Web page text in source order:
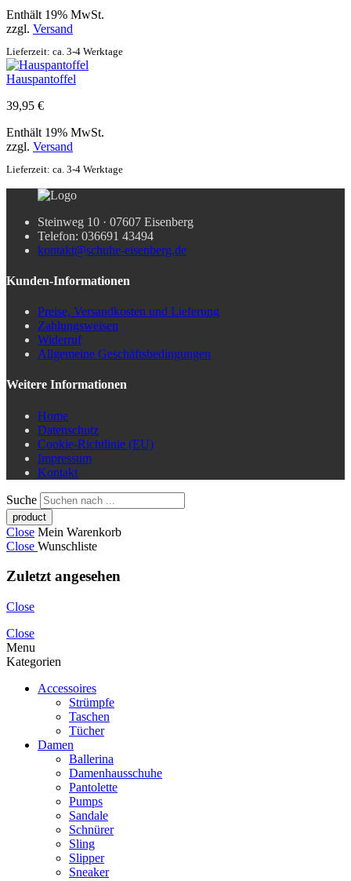
Enthält 19% MwSt.
zzgl. Versand
Lieferzeit: ca. 3-4 Werktage
Hauspantoffel
39,95 €
Enthält 19% MwSt.
zzgl. Versand
Lieferzeit: ca. 3-4 Werktage
Steinweg 10 · 07607 Eisenberg
Telefon: 036691 43494
kontakt@schuhe-eisenberg.de
Kunden-Informationen
Preise, Versandkosten und Lieferung
Zahlungsweisen
Widerruf
Allgemeine Geschäftsbedingungen
Weitere Informationen
Home
Datenschutz
Cookie-Richtlinie (EU)
Impressum
Kontakt
Suche
Close Mein Warenkorb
Close Wunschliste
Zuletzt angesehen
Close
Close
Menu
Kategorien
Accessoires
Strümpfe
Taschen
Tücher
Damen
Ballerina
Damenhausschuhe
Pantolette
Pumps
Sandale
Schnürer
Sling
Slipper
Sneaker